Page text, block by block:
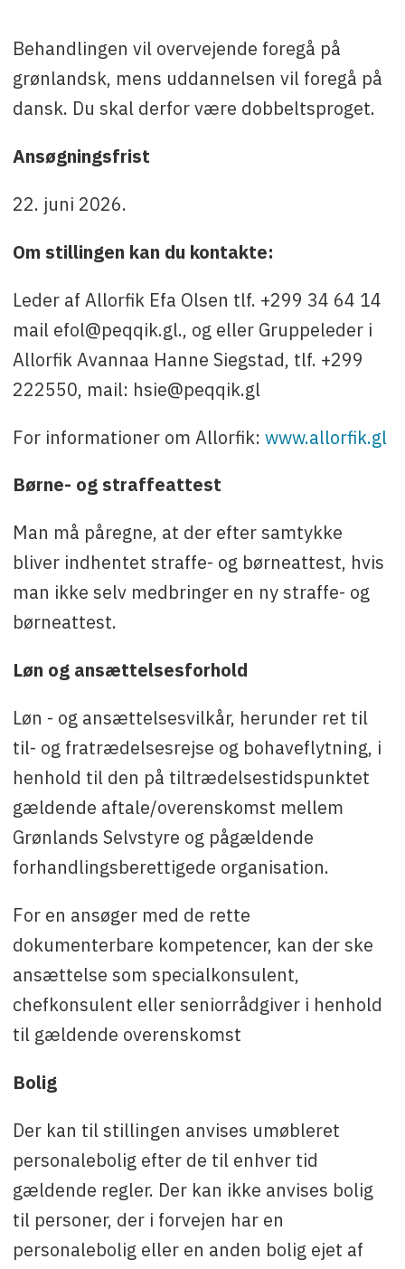
Behandlingen vil overvejende foregå på
grønlandsk, mens uddannelsen vil foregå på
dansk. Du skal derfor være dobbeltsproget.
Ansøgningsfrist
22. juni 2026.
Om stillingen kan du kontakte:
Leder af Allorfik Efa Olsen tlf. +299 34 64 14
mail efol@peqqik.gl., og eller Gruppeleder i
Allorfik Avannaa Hanne Siegstad, tlf. +299
222550, mail: hsie@peqqik.gl
For informationer om Allorfik: www.allorfik.gl
Børne- og straffeattest
Man må påregne, at der efter samtykke
bliver indhentet straffe- og børneattest, hvis
man ikke selv medbringer en ny straffe- og
børneattest.
Løn og ansættelsesforhold
Løn - og ansættelsesvilkår, herunder ret til
til- og fratrædelsesrejse og bohaveflytning, i
henhold til den på tiltrædelsestidspunktet
gældende aftale/overenskomst mellem
Grønlands Selvstyre og pågældende
forhandlingsberettigede organisation.
For en ansøger med de rette
dokumenterbare kompetencer, kan der ske
ansættelse som specialkonsulent,
chefkonsulent eller seniorrådgiver i henhold
til gældende overenskomst
Bolig
Der kan til stillingen anvises umøbleret
personalebolig efter de til enhver tid
gældende regler. Der kan ikke anvises bolig
til personer, der i forvejen har en
personalebolig eller en anden bolig ejet af